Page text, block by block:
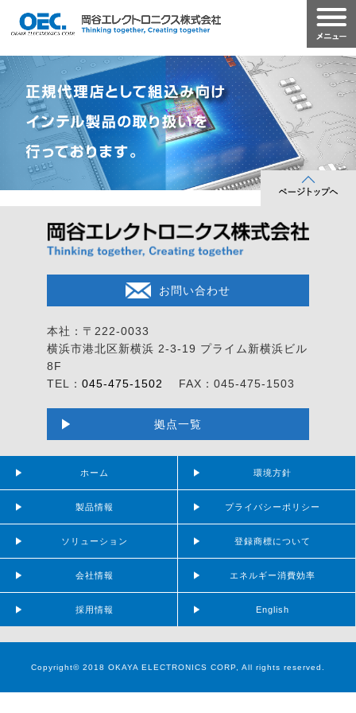
お問い合わせ
本社：〒222-0033
横浜市港北区新横浜 2-3-19 プライム新横浜ビル
8F
TEL： 045-475-1502 FAX：045-475-1503
拠点一覧
ホーム
製品情報
ソリューション
会社情報
採用情報
環境方針
プライバシーポリシー
登録商標について
エネルギー消費効率
English
Copyright© 2018 OKAYA ELECTRONICS CORP, All rights reserved.